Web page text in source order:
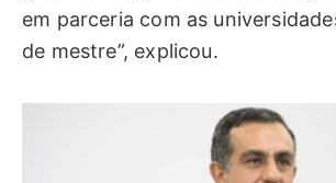
em parceria com as
de mestre”, explicou.